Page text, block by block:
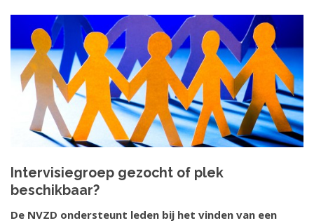
Intervisiegroep gezocht of plek
beschikbaar?
De NVZD ondersteunt leden bij het vinden van een